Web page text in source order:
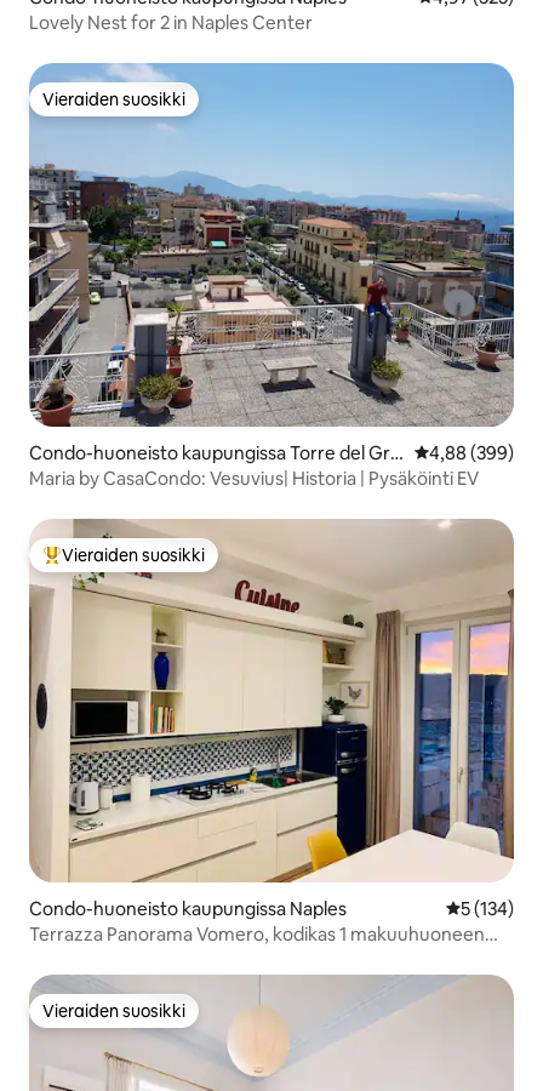
Lovely Nest for 2 in Naples Center
Vieraiden suosikki
Vieraiden suosikki
Condo-huoneisto kaupungissa Torre del Gre
co
4,88 (399)
Maria by CasaCondo: Vesuvius| Historia | Pysäköinti EV
Vieraiden suosikkien parhaimmistoa
Vieraiden suosikki
Condo-huoneisto kaupungissa Naples
5 (134)
Terrazza Panorama Vomero, kodikas 1 makuuhuoneen
Vieraiden suosikki
Vieraiden suosikki